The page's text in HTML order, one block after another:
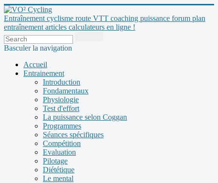
Entraînement cyclisme route VTT coaching puissance forum plan
entraînement articles calculateurs en ligne !
Basculer la navigation
Accueil
Entrainement
Introduction
Fondamentaux
Physiologie
Test d'effort
La puissance selon Coggan
Programmes
Séances spécifiques
Compétition
Evaluation
Pilotage
Diététique
Le mental